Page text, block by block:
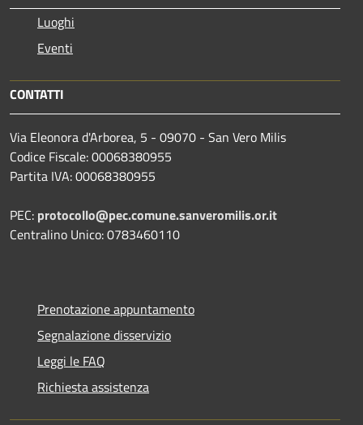
Luoghi
Eventi
CONTATTI
Via Eleonora d'Arborea, 5 - 09070 - San Vero Milis
Codice Fiscale: 00068380955
Partita IVA: 00068380955
PEC: protocollo@pec.comune.sanveromilis.or.it
Centralino Unico: 0783460110
Prenotazione appuntamento
Segnalazione disservizio
Leggi le FAQ
Richiesta assistenza